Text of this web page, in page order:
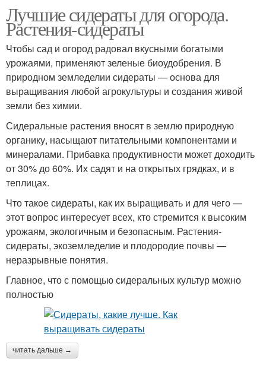
Лучшие сидераты для огорода.
Растения-сидераты
Чтобы сад и огород радовал вкусными богатыми
урожаями, применяют зеленые биоудобрения. В
природном земледелии сидераты — основа для
выращивания любой агрокультуры и создания живой
земли без химии.
Сидеральные растения вносят в землю природную
органику, насыщают питательными компонентами и
минералами. Прибавка продуктивности может доходить
от 30% до 60%. Их садят и на открытых грядках, и в
теплицах.
Что такое сидераты, как их выращивать и для чего —
этот вопрос интересует всех, кто стремится к высоким
урожаям, экологичным и безопасным. Растения-
сидераты, экоземледелие и плодородие почвы —
неразрывные понятия.
Главное, что с помощью сидеральных культур можно
полностью
читать дальше →